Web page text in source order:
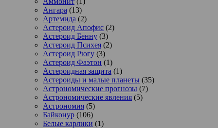
Ангара (13)
Артемида (2)
Астероид Апофис (2)
Астероид Бенну (3)
Астероид Психея (2)
Астероид Рюгу (3)
Астероид Фаэтон (1)
Астероидная защита (1)
Астероиды и малые планеты (35)
Астрономические прогнозы (7)
Астрономические явления (5)
Астрономия (5)
Байконур (106)
Белые карлики (1)